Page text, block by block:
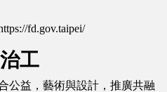
fd.gov.taipei/
工
公益，藝術與設計，推廣共融